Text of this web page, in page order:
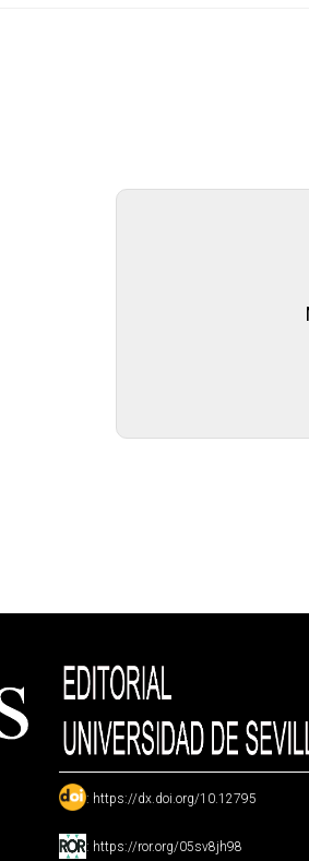
: https://dx.doi.org/10.12795
: https://ror.org/05sv8jh98